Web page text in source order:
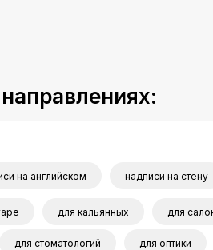
на английском надписи на стену
для кальянных для
для стоматологий для оптики